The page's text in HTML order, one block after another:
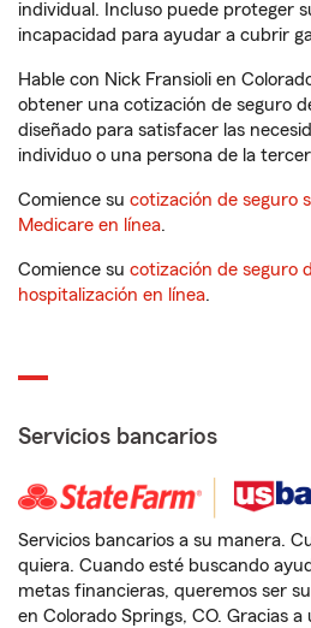
individual. Incluso puede proteger
incapacidad para ayudar a cubrir
Hable con Nick Fransioli en
obtener una cotización de seguro
diseñado para satisfacer las
individuo o una persona de la
Comience su cotización de seguro
Medicare en línea.
Comience su cotización de seguro
hospitalización en línea.
Servicios bancarios
Servicios bancarios a su manera.
quiera. Cuando esté buscando
metas financieras, queremos ser
en Colorado Springs, CO. Gracias